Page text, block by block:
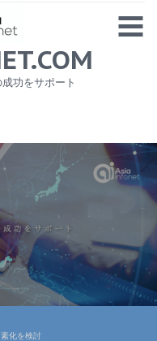
1
ついて
功をサポート
化を検討